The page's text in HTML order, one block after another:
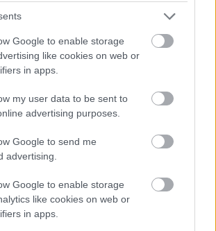
Google to enable storage
like cookies on web or
in apps.
my user data to be sent to
advertising purposes.
Google to send me
advertising.
Google to enable storage
like cookies on web or
in apps.
είναι γεµάτο µε µεγάλα
και σπίτια, περισσότερα
πια είναι ερειπωµένα.
Κάστρο της Παναγίας
που
Απιτίκι πάνω από τον Πλάτανο
11ο αιώνα. Ακριβώς απέναντι
το ψηλότερο σηµείο του νησιού
είναι εκθαµβωτική!